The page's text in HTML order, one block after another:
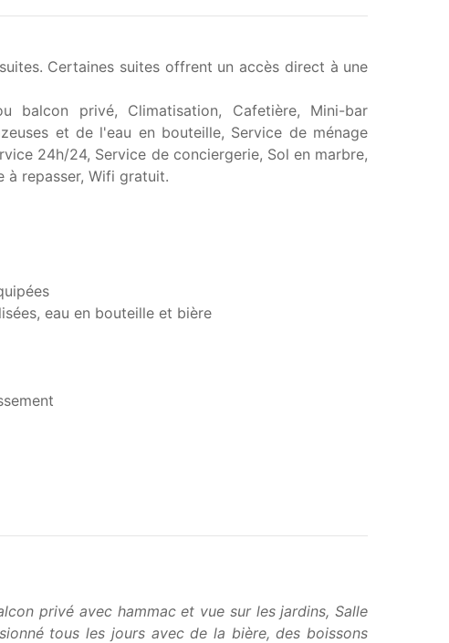
Certaines suites offrent un accès direct à une
privé, Climatisation, Cafetière, Mini-bar
et de l'eau en bouteille, Service de ménage
24h/24, Service de conciergerie, Sol en marbre,
à repasser, Wifi gratuit.
eau en bouteille et bière
privé avec hammac et vue sur les jardins, Salle
tous les jours avec de la bière, des boissons